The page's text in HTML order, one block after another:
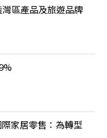
區產品及旅遊品牌
家居零售：為轉型